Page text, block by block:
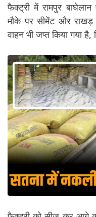
फैक्ट्री में रामपुर बाघेलान
मौके पर सीमेंट और
वाहन भी जप्त किया गया